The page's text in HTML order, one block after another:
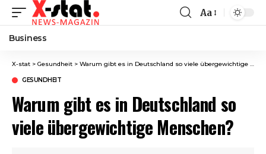
Font
Aa
Business
X-stat > Gesundheit > Warum gibt es in Deutschland so viele übergewichtige Menschen?
GESUNDHEIT
Warum gibt es in Deutschland so
viele übergewichtige Menschen?